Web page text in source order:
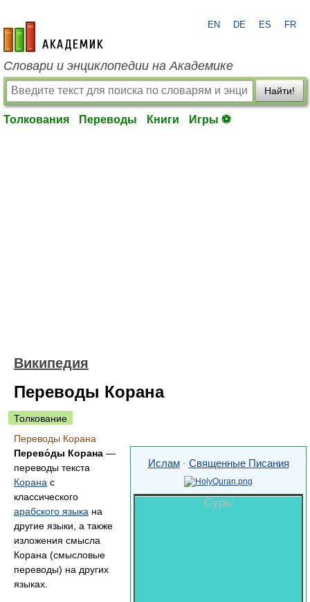
academic.ru
EN DE ES FR
Словари и энциклопедии на Академике
Найти!
Толкования Переводы Книги Игры ⚽
Википедия
Переводы Корана
Толкование
Переводы Корана
Ислам· Священные Писания
Суры
Перево́ды Корана —
переводы текста
Корана с
классического
арабского языка на
другие языки, а также
изложения смысла
Корана (смысловые
переводы) на других
языках.